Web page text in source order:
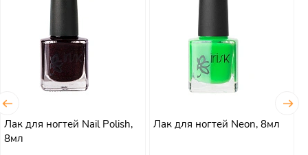
Лак для ногтей Nail Polish,
8мл
Лак для ногтей Neon, 8мл